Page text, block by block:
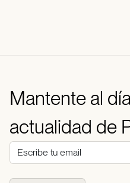
Mantente al
actualidad de